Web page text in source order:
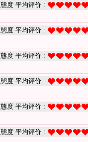
態度 平均评价 :
態度 平均评价 :
態度 平均评价 :
態度 平均评价 :
態度 平均评价 :
態度 平均评价 :